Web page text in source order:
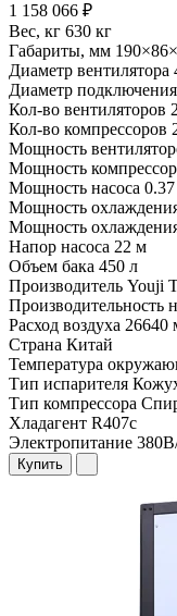
1 158 066 ₽
Вес, кг 630 кг
Габариты, мм
Диаметр вентилятора
Диаметр подключения
Кол-во вентиляторов 2
Кол-во компрессоров
Мощность
Мощность
Мощность насоса
Мощность
Мощность
Напор насоса 22 м
Объем бака 450 л
Производитель Youji
Производительность
Расход воздуха 26640
Страна Китай
Температура
Тип испарителя
Тип компрессора
Хладагент R407c
Электропитание
Купить